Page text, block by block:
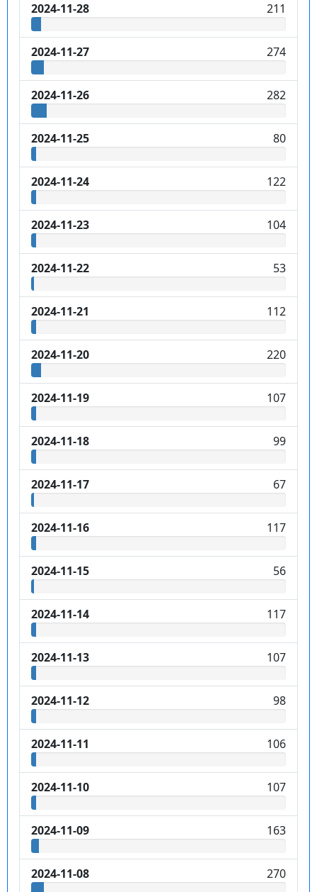
2024-11-28 211
2024-11-27 274
2024-11-26 282
2024-11-25 80
2024-11-24 122
2024-11-23 104
2024-11-22 53
2024-11-21 112
2024-11-20 220
2024-11-19 107
2024-11-18 99
2024-11-17 67
2024-11-16 117
2024-11-15 56
2024-11-14 117
2024-11-13 107
2024-11-12 98
2024-11-11 106
2024-11-10 107
2024-11-09 163
2024-11-08 270